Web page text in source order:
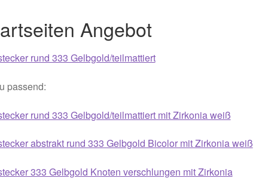
finden für Ostern 2016
finden für Ostern 2018
finden für Ostern 2020
finden für Ostern 2022PartnerShopStartseite
GeschenkeVertrag widerrufenWarenkorb
Angebot
rund 333 Gelbgold/teilmattiert
passend:
rund 333 Gelbgold/teilmattiert mit Zirkonia weiß
abstrakt rund 333 Gelbgold Bicolor mit Zirkonia weiß
333 Gelbgold Knoten verschlungen mit Zirkonia